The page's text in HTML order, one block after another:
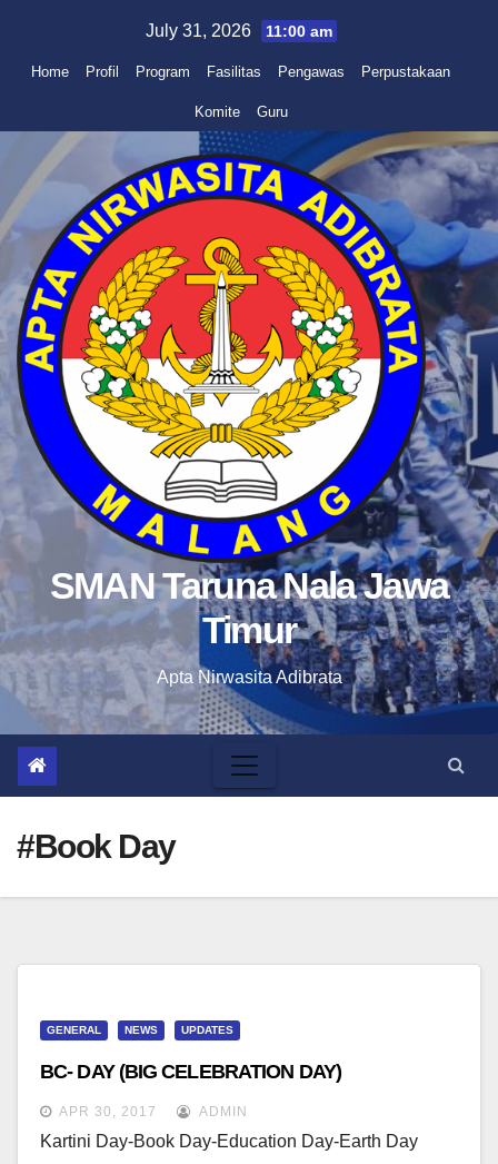
content
July 31, 2026 11:00 am
Home Profil Program Fasilitas Pengawas Perpustakaan
Komite Guru
SMAN Taruna Nala Jawa
Timur
Apta Nirwasita Adibrata
#Book Day
GENERAL NEWS UPDATES
BC- DAY (BIG CELEBRATION DAY)
APR 30, 2017 ADMIN
Kartini Day-Book Day-Education Day-Earth Day